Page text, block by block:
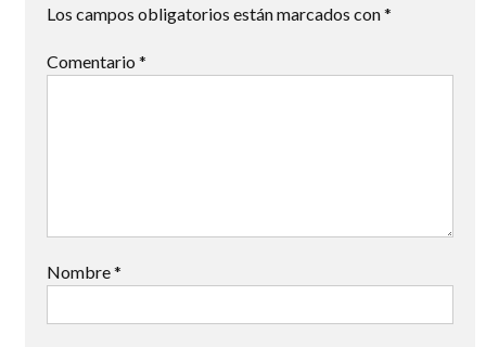
Los campos obligatorios están marcados con*
Comentario *
Nombre*